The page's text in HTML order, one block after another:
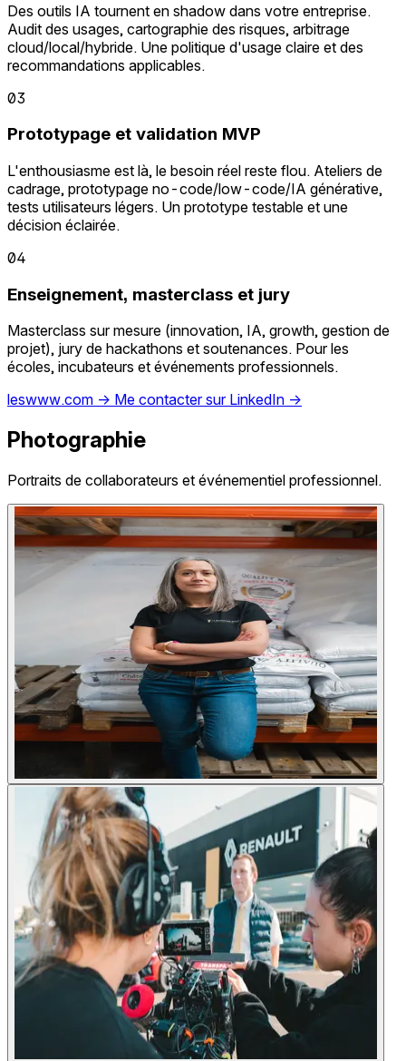
Des outils IA tournent en shadow dans votre entreprise.
Audit des usages, cartographie des risques, arbitrage
cloud/local/hybride. Une politique d'usage claire et des
recommandations applicables.
03
Prototypage et validation MVP
L'enthousiasme est là, le besoin réel reste flou. Ateliers de
cadrage, prototypage no-code/low-code/IA générative,
tests utilisateurs légers. Un prototype testable et une
décision éclairée.
04
Enseignement, masterclass et jury
Masterclass sur mesure (innovation, IA, growth, gestion de
projet), jury de hackathons et soutenances. Pour les
écoles, incubateurs et événements professionnels.
leswww.com → Me contacter sur LinkedIn →
Photographie
Portraits de collaborateurs et événementiel professionnel.